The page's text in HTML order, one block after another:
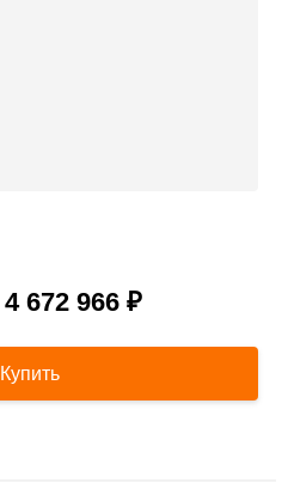
4 672 966 ₽
Купить